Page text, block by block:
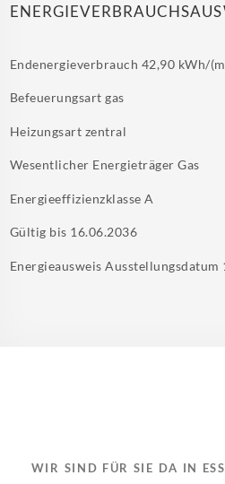
Endenergieverbrauch 42,90 kWh/
Befeuerungsartgas
Heizungsart zentral
Wesentlicher EnergieträgerGas
EnergieeffizienzklasseA
Gültig bis 16.06.2036
Energieausweis Ausstellungsdatum
WIR SIND FÜR SIE DA IN